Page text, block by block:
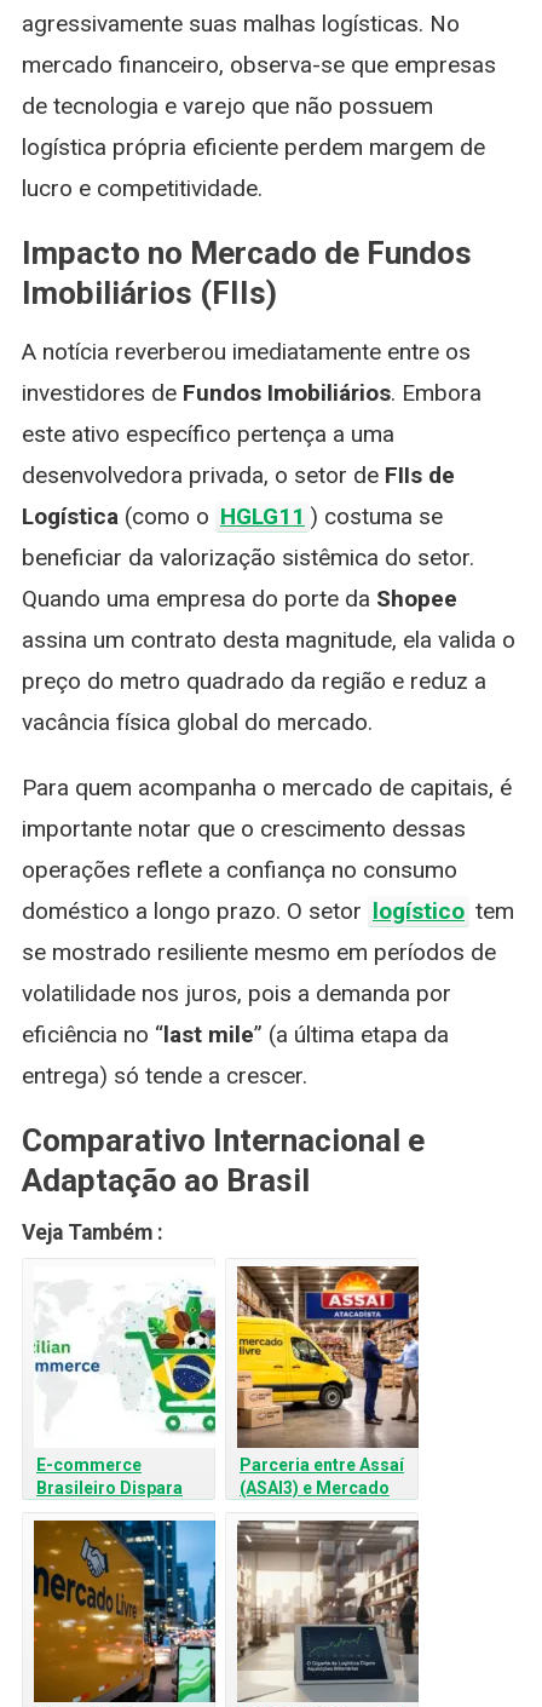
agressivamente suas malhas logísticas. No
mercado financeiro, observa-se que empresas
de tecnologia e varejo que não possuem
logística própria eficiente perdem margem de
lucro e competitividade.
Impacto no Mercado de Fundos
Imobiliários (FIIs)
A notícia reverberou imediatamente entre os
investidores de Fundos Imobiliários. Embora
este ativo específico pertença a uma
desenvolvedora privada, o setor de FIIs de
Logística (como o HGLG11 ) costuma se
beneficiar da valorização sistêmica do setor.
Quando uma empresa do porte da Shopee
assina um contrato desta magnitude, ela valida o
preço do metro quadrado da região e reduz a
vacância física global do mercado.
Para quem acompanha o mercado de capitais, é
importante notar que o crescimento dessas
operações reflete a confiança no consumo
doméstico a longo prazo. O setor logístico tem
se mostrado resiliente mesmo em períodos de
volatilidade nos juros, pois a demanda por
eficiência no “last mile” (a última etapa da
entrega) só tende a crescer.
Comparativo Internacional e
Adaptação ao Brasil
Veja Também :
E-commerce
Brasileiro Dispara
18%: Análise
Completa e Impactos
nos Investimentos
Parceria entre Assaí
(ASAI3) e Mercado
Livre (MELI34):
Santander Projeta
Salto de Escala e
Eficiência